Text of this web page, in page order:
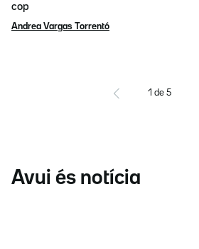
cop
Andrea Vargas Torrentó
1 de 5
Avui és notícia